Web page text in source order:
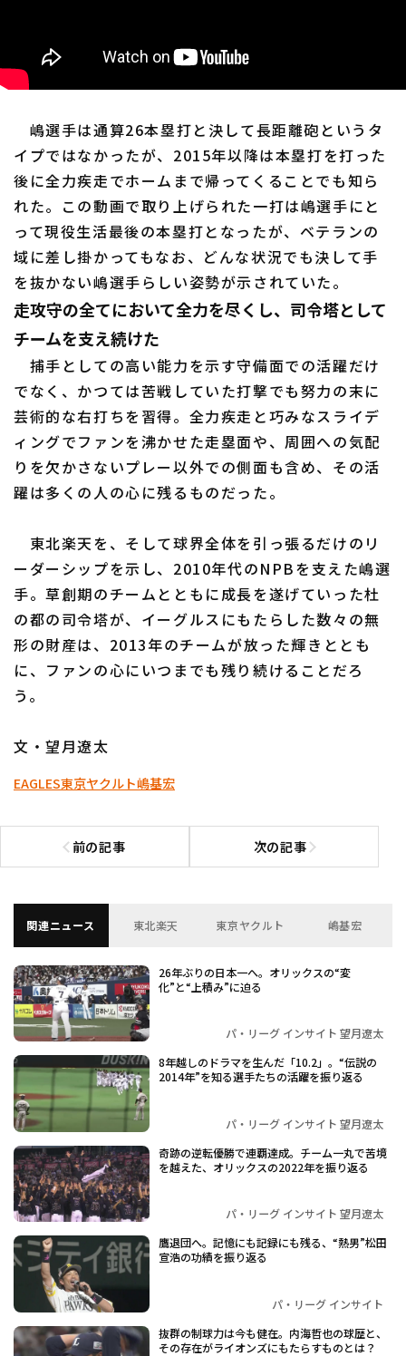
嶋選手は通算26本塁打と決して長距離砲というタ
イプではなかったが、2015年以降は本塁打を打った
後に全力疾走でホームまで帰ってくることでも知ら
れた。この動画で取り上げられた一打は嶋選手にと
って現役生活最後の本塁打となったが、ベテランの
域に差し掛かってもなお、どんな状況でも決して手
を抜かない嶋選手らしい姿勢が示されていた。
走攻守の全てにおいて全力を尽くし、司令塔として
チームを支え続けた
捕手としての高い能力を示す守備面での活躍だけ
でなく、かつては苦戦していた打撃でも努力の末に
芸術的な右打ちを習得。全力疾走と巧みなスライデ
ィングでファンを沸かせた走塁面や、周囲への気配
りを欠かさないプレー以外での側面も含め、その活
躍は多くの人の心に残るものだった。
東北楽天を、そして球界全体を引っ張るだけのリ
ーダーシップを示し、2010年代のNPBを支えた嶋選
手。草創期のチームとともに成長を遂げていった杜
の都の司令塔が、イーグルスにもたらした数々の無
形の財産は、2013年のチームが放った輝きととも
に、ファンの心にいつまでも残り続けることだろ
う。
文・望月遼太
EAGLES東京ヤクルト嶋基宏
前の記事
前の記事へ 次の記事次の記事へ
関連ニュース 東北楽天 東京ヤクルト 嶋基宏
26年ぶりの日本一へ。オリックスの“変
化”と“上積み”に迫る
パ・リーグ インサイト 望月遼太
8年越しのドラマを生んだ「10.2」。“伝説の
2014年”を知る選手たちの活躍を振り返る
パ・リーグ インサイト 望月遼太
奇跡の逆転優勝で連覇達成。チーム一丸で苦境
を越えた、オリックスの2022年を振り返る
パ・リーグ インサイト 望月遼太
鷹退団へ。記憶にも記録にも残る、“熱男”松田
宣浩の功績を振り返る
パ・リーグ インサイト
抜群の制球力は今も健在。内海哲也の球歴と、
その存在がライオンズにもたらすものとは？